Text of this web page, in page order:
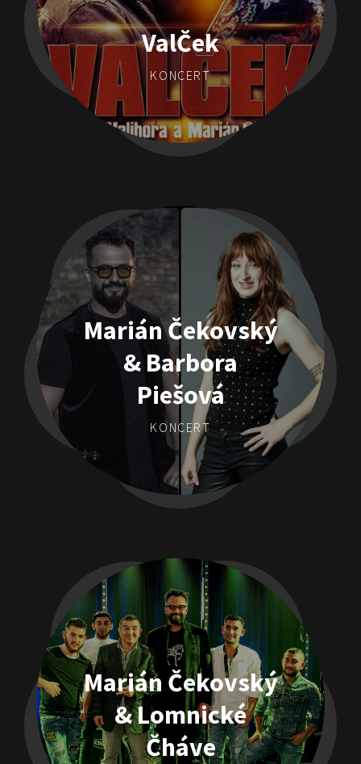
ValČek
KONCERT
Marián Čekovský
& Barbora
Piešová
KONCERT
Marián Čekovský
& Lomnické
Čháve